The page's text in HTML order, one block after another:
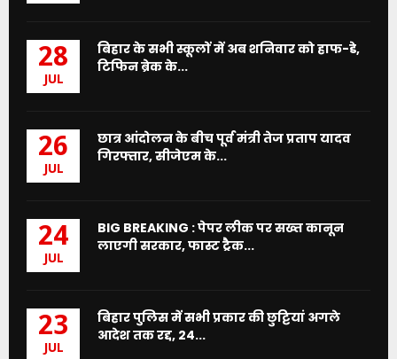
28
JUL
बिहार के सभी स्कूलों में अब शनिवार को हाफ-डे,
टिफिन ब्रेक के...
26
JUL
छात्र आंदोलन के बीच पूर्व मंत्री तेज प्रताप यादव
गिरफ्तार, सीजेएम के...
24
JUL
BIG BREAKING : पेपर लीक पर सख्त कानून
लाएगी सरकार, फास्ट ट्रैक...
23
JUL
बिहार पुलिस में सभी प्रकार की छुट्टियां अगले
आदेश तक रद्द, 24...